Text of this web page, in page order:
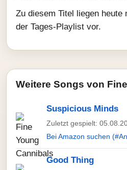
Zu diesem Titel liegen heute
der Tages-Playlist vor.
Weitere Songs von
Suspicious Minds
Zuletzt gespielt:
Bei Amazon suchen
Good Thing